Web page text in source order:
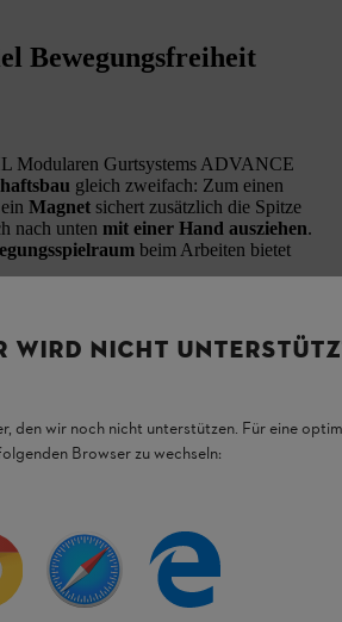
Bewegungsfreiheit
Modularen Gurtsystems ADVANCE
gleich zweifach: Zum einen
Magnet sichert zusätzlich die Spitze
nach unten mit einer Hand ausziehen.
beim Arbeiten bietet
mit den robusten STIHL
der schwarzen Einhängeleiste des
X-Flex befestigen.
WIRD NICHT
den wir noch nicht unterstützen. Für eine
Browser zu wechseln: